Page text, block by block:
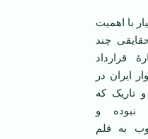
با اهمیت
چند
قرارداد
ایران در
تاریک که
نبوده و
به قلم